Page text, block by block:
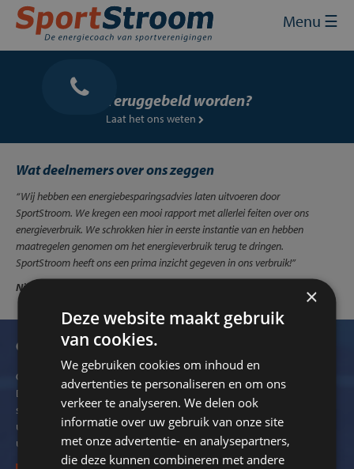
Sluit×
Home
Energie inkopen
Energie opwekken
Financiering en subsidies
Contact
Mijn SportStroom
Skip
content
Menu ☰
Teruggebeld worden?
Laat het ons weten
Wat deelnemers over ons zeggen
“Wij hebben een energiebesparingsadvies laten uitvoeren door
SportStroom. We kregen een mooi rapport met allerlei feiten over ons
energieverbruik. We schrokken hier in eerste instantie van en hebben
maatregelen genomen om het energieverbruik terug te dringen.
SportStroom heeft ons een prima inzicht gegeven in ons verbruik!”
Niels van de Water
Ontvang onze nieuwsbrief
Om de 2 maanden verzendt SportStroom een digitale nieuwsbrief.
Dit ter inspiratie en om kennis over energiebesparing bij
sportverenigingen met u te delen. We delen hierin ook voorbeelden
uit de praktijk. Zo krijgt nog meer inzicht in de mogelijkheden voor
uw vereniging.
×
Deze website maakt gebruik
van cookies.
We gebruiken cookies om inhoud en
advertenties te personaliseren en om ons
verkeer te analyseren. We delen ook
informatie over uw gebruik van onze site
met onze advertentie- en analysepartners,
die deze kunnen combineren met andere